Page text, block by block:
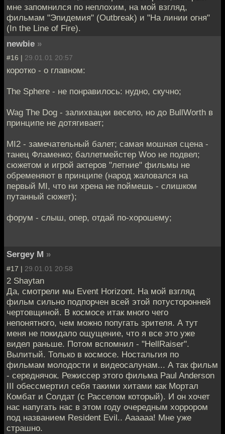
мне запомнился по неплохим, на мой взгляд,
фильмам "Эпидемия" (Outbreak) и "На линии огня"
(In the Line of Fire).
newbie »
#16 | 29.01.01 20:57
коротко - о главном:
The Sphere - не понравилось: нудно, скучно;
Wag The Dog - залихвацки весело, но до BullWorth в
принципе не дотягивает;
MI2 - замечательный балет; самая мошная сцена -
танец Фламенко; баллетмейстер Woo не подвел;
сюжетом и игрой актеров "летние" фильмы не
обременяют в принципе (народ жаловался на
первый MI, что ни хрена не поймешь - слишком
путанный сюжет);
форум - слыш, опер, отдай по-хорошему;
Sergey M »
#17 | 29.01.01 20:58
2 Shaytan
Да, смотрели мы Event Horizont. На мой взгляд
фильм сильно подпорчен всей этой потусторонней
чертовщиной. В космосе итак много чего
непонятного, чем можно попугать зрителя. А тут
меня не покидало ощущение, что я все это уже
видел раньше. Потом вспомнил - "HellRaiser".
Вылитый. Только в космосе. Ностальгия по
фильмам молодости и видеосалунам... А так фильм
- середнячок. Режиссер этого фильма Paul Anderson
III обессмертил себя такими хитами как Мортал
Комбат и Солдат (с Расселом который). И он хочет
нас напугать нас в этом году очередным хоррором
под названием Resident Evil.. Аааааа! Мне уже
страшно.